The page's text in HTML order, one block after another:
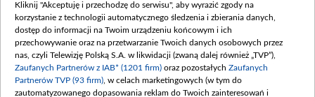
Procedura zgłoszeń wewnętrznych
Kliknij "Akceptuję i przechodzę do serwisu", aby wyrazić zgody na
korzystanie z technologii automatycznego śledzenia i zbierania danych,
dostęp do informacji na Twoim urządzeniu końcowym i ich
przechowywanie oraz na przetwarzanie Twoich danych osobowych przez
nas, czyli Telewizję Polską S.A. w likwidacji (zwaną dalej również „TVP”),
Zaufanych Partnerów z IAB* (1201 firm) oraz pozostałych Zaufanych
Partnerów TVP (93 firm) , w celach marketingowych (w tym do
zautomatyzowanego dopasowania reklam do Twoich zainteresowań i